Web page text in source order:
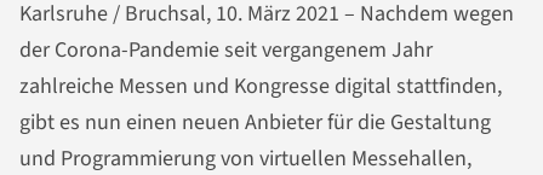
Karlsruhe / Bruchsal, 10. März 2021 – Nachdem wegen
der Corona-Pandemie seit vergangenem Jahr
zahlreiche Messen und Kongresse digital stattfinden,
gibt es nun einen neuen Anbieter für die Gestaltung
und Programmierung von virtuellen Messehallen,